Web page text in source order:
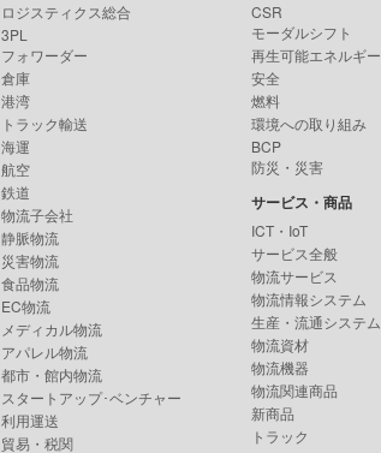
ロジスティクス総合
3PL
フォワーダー
倉庫
港湾
トラック輸送
海運
航空
鉄道
物流子会社
静脈物流
災害物流
食品物流
EC物流
メディカル物流
アパレル物流
都市・館内物流
スタートアップ･ベンチャー
利用運送
貿易・税関
CSR
モーダルシフト
再生可能エネルギー
安全
燃料
環境への取り組み
BCP
防災・災害
サービス・商品
ICT・IoT
サービス全般
物流サービス
物流情報システム
生産・流通システム
物流資材
物流機器
物流関連商品
新商品
トラック